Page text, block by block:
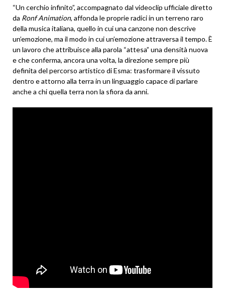
“Un cerchio infinito”, accompagnato dal videoclip ufficiale diretto
da Ronf Animation, affonda le proprie radici in un terreno raro
della musica italiana, quello in cui una canzone non descrive
un’emozione, ma il modo in cui un’emozione attraversa il tempo. È
un lavoro che attribuisce alla parola “attesa” una densità nuova
e che conferma, ancora una volta, la direzione sempre più
definita del percorso artistico di Esma: trasformare il vissuto
dentro e attorno alla terra in un linguaggio capace di parlare
anche a chi quella terra non la sfiora da anni.